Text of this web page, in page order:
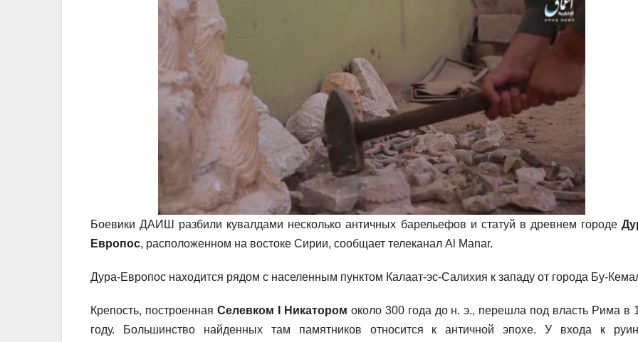
Боевики ДАИШ разбили кувалдами несколько античных барельефов и статуй в древнем городе
Европос, расположенном на востоке Сирии, сообщает телеканал Al Manar.
Дура-Европос находится рядом с населенным пунктом Калаат-эс-Салихия к западу от города Бу-
Крепость, построенная Селевком I Никатором около 300 года до н. э., перешла под власть Рима в
году. Большинство найденных там памятников относится к античной эпохе. У входа к